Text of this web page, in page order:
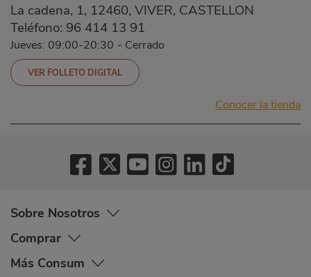
La cadena, 1, 12460, VIVER, CASTELLON
Teléfono: 96 414 13 91
Jueves: 09:00-20:30 - Cerrado
VER FOLLETO DIGITAL
Conocer la tienda
Sobre Nosotros
Comprar
Más Consum